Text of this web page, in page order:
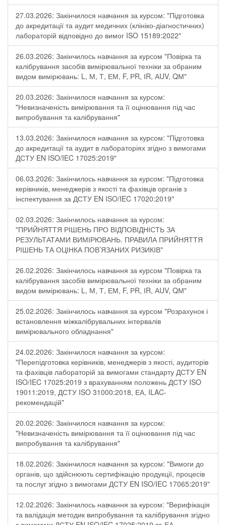
27.03.2026: Закінчилося навчання за курсом: "Підготовка
до акредитації та аудит медичних (клініко-діагностичних)
лабораторій відповідно до вимог ISO 15189:2022"
26.03.2026: Закінчилось навчання за курсом "Повірка та
калібрування засобів вимірювальної техніки за обраним
видом вимірювань: L, М, Т, ЕМ, F, РR, ІR, АUV, QМ"
20.03.2026: Закінчилося навчання за курсом:
"Невизначеність вимірювання та її оцінювання під час
випробування та калібрування"
13.03.2026: Закінчилося навчання за курсом: "Підготовка
до акредитації та аудит в лабораторіях згідно з вимогами
ДСТУ EN ISO/IEC 17025:2019"
06.03.2026: Закінчилось навчання за курсом: "Підготовка
керівників, менеджерів з якості та фахівців органів з
інспектування за ДСТУ EN ISO/IEC 17020:2019"
02.03.2026: Закінчилось навчання за курсом:
"ПРИЙНЯТТЯ РІШЕНЬ ПРО ВІДПОВІДНІСТЬ ЗА
РЕЗУЛЬТАТАМИ ВИМІРЮВАНЬ. ПРАВИЛА ПРИЙНЯТТЯ
РІШЕНЬ ТА ОЦІНКА ПОВ’ЯЗАНИХ РИЗИКІВ"
26.02.2026: Закінчилось навчання за курсом "Повірка та
калібрування засобів вимірювальної техніки за обраним
видом вимірювань: L, М, Т, ЕМ, F, РR, ІR, АUV, QМ"
25.02.2026: Закінчилось навчання за курсом "Розрахунок і
встановлення міжкалібрувальних інтервалів
вимірювального обладнання"
24.02.2026: Закінчилося навчання за курсом:
"Перепідготовка керівників, менеджерів з якості, аудиторів
та фахівців лабораторій за вимогами стандарту ДСТУ EN
ISO/IEC 17025:2019 з врахуванням положень ДСТУ ISO
19011:2019, ДСТУ ISO 31000:2018, ЕА, ILAC-
рекомендацій"
20.02.2026: Закінчилося навчання за курсом:
"Невизначеність вимірювання та її оцінювання під час
випробування та калібрування"
18.02.2026: Закінчилося навчання за курсом: "Вимоги до
органів, що здійснюють сертифікацію продукції, процесів
та послуг згідно з вимогами ДСТУ EN ISO/IEC 17065:2019"
12.02.2026: Закінчилось навчання за курсом: "Верифікація
та валідація методик випробування та калібрування згідно